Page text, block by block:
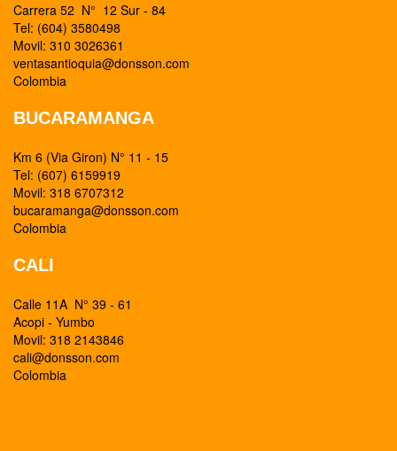
Carrera 52 N° 12 Sur - 84
Tel: (604) 3580498
Movil: 310 3026361
ventasantioquia@donsson.com
Colombia
BUCARAMANGA
Km 6 (Via Giron) N° 11 - 15
Tel: (607) 6159919
Movil: 318 6707312
bucaramanga@donsson.com
Colombia
CALI
Calle 11A N° 39 - 61
Acopi - Yumbo
Movil: 318 2143846
cali@donsson.com
Colombia